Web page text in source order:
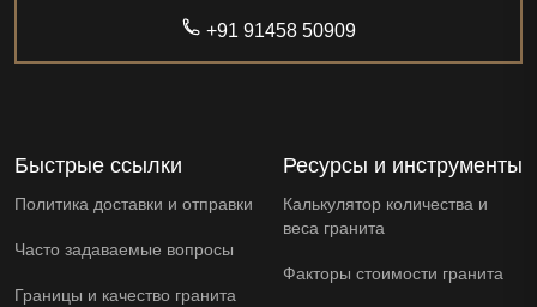
+91 91458 50909
Быстрые ссылки
Политика доставки и отправки
Часто задаваемые вопросы
Границы и качество гранита
Ресурсы и инструменты
Калькулятор количества и
веса гранита
Факторы стоимости гранита